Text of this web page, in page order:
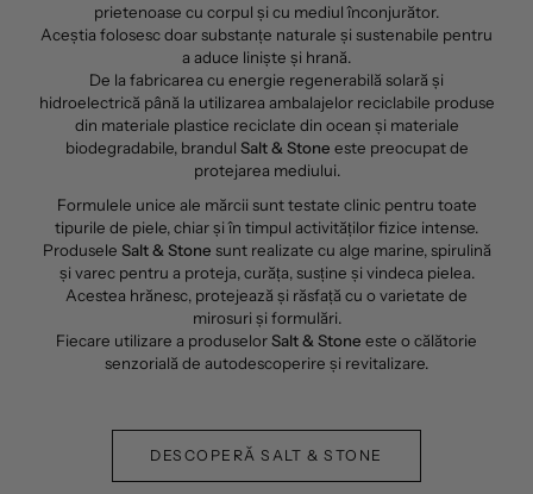
prietenoase cu corpul și cu mediul înconjurător.
Aceștia folosesc doar substanțe naturale și sustenabile pentru
a aduce liniște și hrană.
De la fabricarea cu energie regenerabilă solară și
hidroelectrică până la utilizarea ambalajelor reciclabile produse
din materiale plastice reciclate din ocean și materiale
biodegradabile, brandul Salt & Stone este preocupat de
protejarea mediului.
Formulele unice ale mărcii sunt testate clinic pentru toate
tipurile de piele, chiar și în timpul activităților fizice intense.
Produsele Salt & Stone sunt realizate cu alge marine, spirulină
și varec pentru a proteja, curăța, susține și vindeca pielea.
Acestea hrănesc, protejează și răsfață cu o varietate de
mirosuri și formulări.
Fiecare utilizare a produselorSalt & Stone este o călătorie
senzorială de autodescoperire și revitalizare.
DESCOPERĂ SALT & STONE